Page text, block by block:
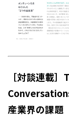
［対談連載
産業界の課題